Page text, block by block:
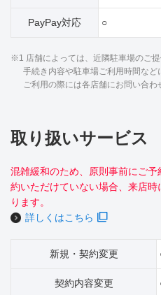
PayPay対応 ○
※1 店舗によっては、近隣駐車場のご
手続き内容や駐車場ご利用時間など
ご利用の際には各店舗にお問い合わ
取り扱いサービス
混雑緩和のため、原則事前にご
約いただけていない場合、来店
ります。
詳しくはこちら
新規・契約変更
契約内容変更